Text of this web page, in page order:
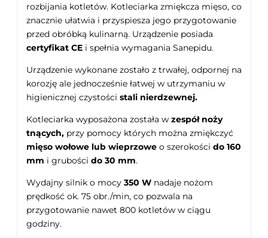
rozbijania kotletów. Kotleciarka zmiękcza mięso, co
znacznie ułatwia i przyspiesza jego przygotowanie
przed obróbką kulinarną. Urządzenie posiada
certyfikat CE i spełnia wymagania Sanepidu.
Urządzenie wykonane zostało z trwałej, odpornej na
korozję ale jednocześnie łatwej w utrzymaniu w
higienicznej czystości stali nierdzewnej.
Kotleciarka wyposażona została w zespół noży
tnących, przy pomocy których można zmiękczyć
mięso wołowe lub wieprzowe o szerokości do 160
mm i grubości do 30 mm.
Wydajny silnik o mocy 350 W nadaje nożom
prędkość ok. 75 obr./min, co pozwala na
przygotowanie nawet 800 kotletów w ciągu
godziny.